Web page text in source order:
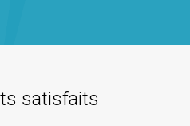
satisfaits